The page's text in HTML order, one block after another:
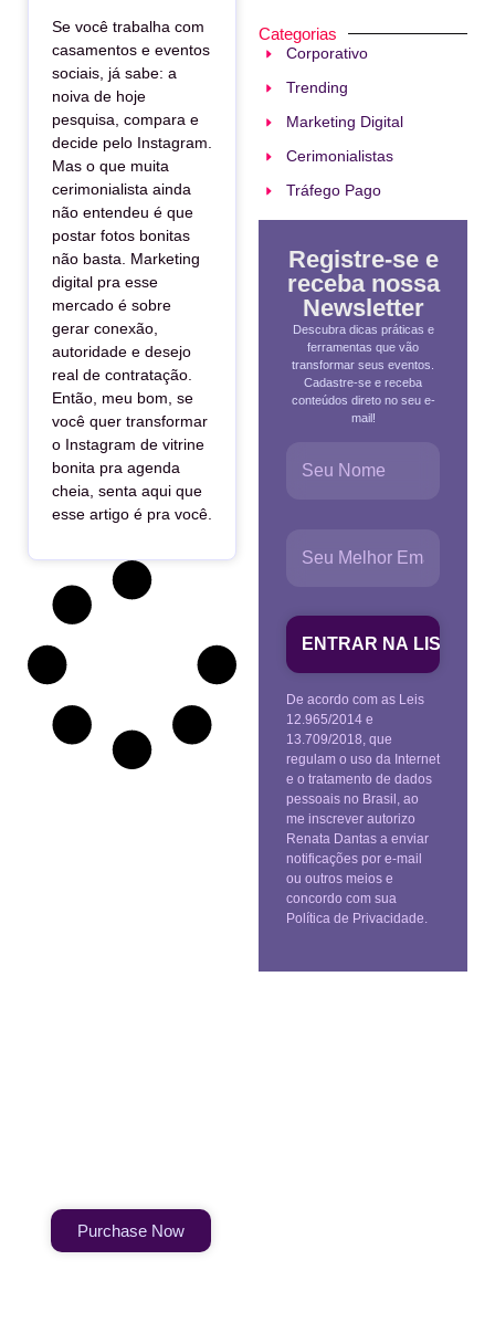
Se você trabalha com
casamentos e eventos
sociais, já sabe: a
noiva de hoje
pesquisa, compara e
decide pelo Instagram.
Mas o que muita
cerimonialista ainda
não entendeu é que
postar fotos bonitas
não basta. Marketing
digital pra esse
mercado é sobre
gerar conexão,
autoridade e desejo
real de contratação.
Então, meu bom, se
você quer transformar
o Instagram de vitrine
bonita pra agenda
cheia, senta aqui que
esse artigo é pra você.
Categorias
Corporativo
Trending
Marketing Digital
Cerimonialistas
Tráfego Pago
Registre-se e
receba nossa
Newsletter
Descubra dicas práticas e
ferramentas que vão
transformar seus eventos.
Cadastre-se e receba
conteúdos direto no seu e-
mail!
De acordo com as Leis
12.965/2014 e
13.709/2018, que
regulam o uso da Internet
e o tratamento de dados
pessoais no Brasil, ao
me inscrever autorizo
Renata Dantas a enviar
notificações por e-mail
ou outros meios e
concordo com sua
Política de Privacidade.
Purchase Now